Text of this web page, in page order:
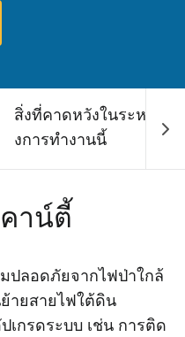
สิ่งที่คาดหวังในระหว่า
งการทํางานนี้
าน์ตี้
ปลอดภัยจากไฟป่าใกล้
ายสายไฟใต้ดิน
เกรดระบบ เช่น การติด